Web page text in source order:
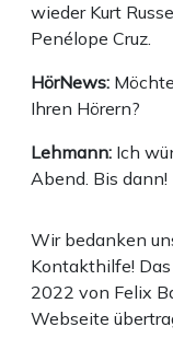
wieder Kurt
Penélope Cruz.
HörNews:
Ihren Hörern?
Lehmann: Ich
Abend. Bis dann!
Wir bedanken
Kontakthilfe!
2022 von Felix
Webseite